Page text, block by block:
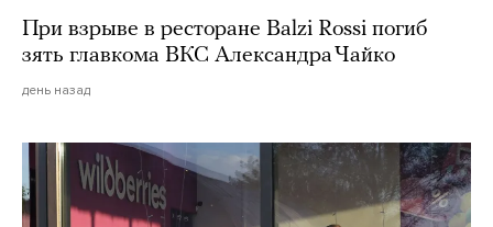
При взрыве в ресторане Balzi Rossi погиб
зять главкома ВКС Александра Чайко
день назад